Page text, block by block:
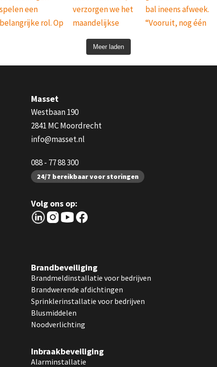
Meer laden
Masset
Westbaan 190
2841 MC Moordrecht
info@masset.nl
088 - 77 88 300
24/7 bereikbaar voor storingen
Volg ons op:
Brandbeveiliging
Brandmeldinstallatie voor bedrijven
Brandwerende afdichtingen
Sprinklerinstallatie voor bedrijven
Blusmiddelen
Noodverlichting
Inbraakbeveiliging
Alarminstallatie